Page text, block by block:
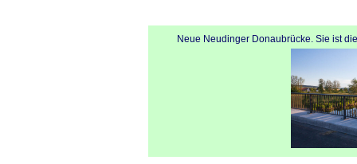
Neue Neudinger Donaubrücke. Sie ist